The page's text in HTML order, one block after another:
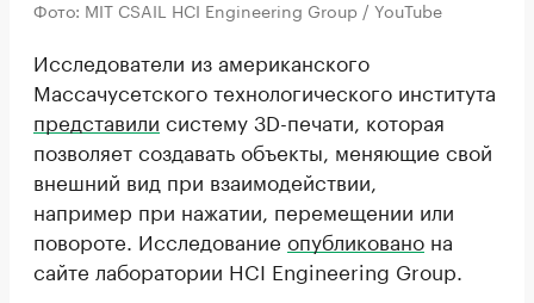
Фото: MIT CSAIL HCI Engineering Group / YouTube
Исследователи из американского
Массачусетского технологического института
представили систему 3D-печати, которая
позволяет создавать объекты, меняющие свой
внешний вид при взаимодействии,
например при нажатии, перемещении или
повороте. Исследование опубликовано на
сайте лаборатории HCI Engineering Group.